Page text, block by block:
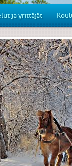
ja yrittäjät